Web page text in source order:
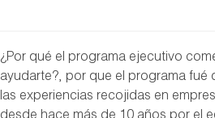
¿Por qué el programa ejecutivo
ayudarte?, por que el programa fué
las experiencias recojidas en